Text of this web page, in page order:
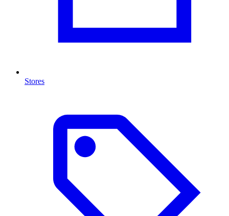
Stores